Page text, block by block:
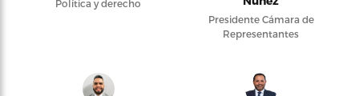
Política y derecho
Presidente Cámara de
Representantes